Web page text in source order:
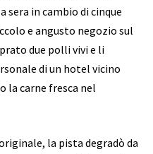
sera in cambio di cinque
e angusto negozio sul
due polli vivi e li
di un hotel vicino
la carne fresca nel
la pista degradò da